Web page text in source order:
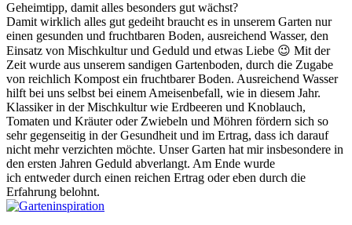
Geheimtipp, damit alles besonders gut wächst?
Damit wirklich alles gut gedeiht braucht es in unserem Garten nur
einen gesunden und fruchtbaren Boden, ausreichend Wasser, den
Einsatz von Mischkultur und Geduld und etwas Liebe 😉 Mit der
Zeit wurde aus unserem sandigen Gartenboden, durch die Zugabe
von reichlich Kompost ein fruchtbarer Boden. Ausreichend Wasser
hilft bei uns selbst bei einem Ameisenbefall, wie in diesem Jahr.
Klassiker in der Mischkultur wie Erdbeeren und Knoblauch,
Tomaten und Kräuter oder Zwiebeln und Möhren fördern sich so
sehr gegenseitig in der Gesundheit und im Ertrag, dass ich darauf
nicht mehr verzichten möchte. Unser Garten hat mir insbesondere in
den ersten Jahren Geduld abverlangt. Am Ende wurde
ich entweder durch einen reichen Ertrag oder eben durch die
Erfahrung belohnt.